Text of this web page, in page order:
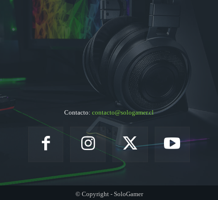
Contacto: contacto@sologamer.cl
© Copyright - SoloGamer